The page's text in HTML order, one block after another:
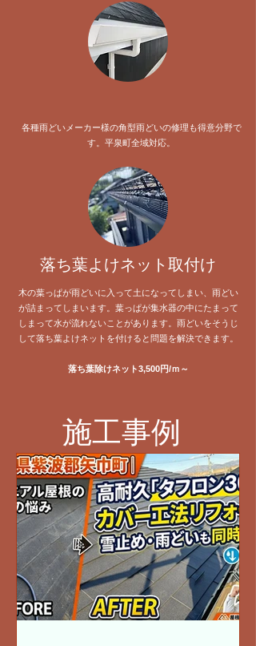
各種雨どいメーカー様の角型雨どいの修理も得意分野で
す。平泉町全域対応。
落ち葉よけネット取付け
木の葉っぱが雨どいに入って土になってしまい、雨どい
が詰まってしまいます。葉っぱが集水器の中にたまって
しまって水が流れないことがあります。雨どいをそうじ
して落ち葉よけネットを付けると問題を解決できます。
落ち葉除けネット3,500円/ｍ～
施工事例